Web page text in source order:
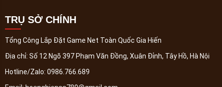
TRỤ SỞ CHÍNH
Tổng Công Lắp Đặt Game Net Toàn Quốc Gia Hiến
Địa chỉ: Số 12 Ngõ 397 Phạm Văn Đồng, Xuân Đỉnh, Tây Hồ, Hà Nội
Hotline/Zalo: 0986.766.689